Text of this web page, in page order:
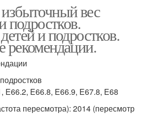
вес
подростков.
и подростков.
рекомендации.
E66.8, E66.9, E67.8, E68
пересмотра): 2014 (пересмотр